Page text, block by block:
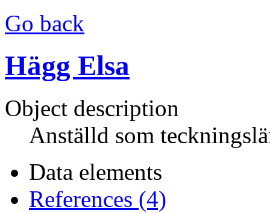
Go back
Hägg Elsa
Object description
Anställd som
Data elements
References (4)